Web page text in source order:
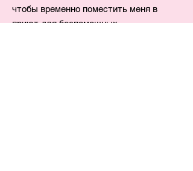
чтобы временно поместить меня в
приют для беспомощных.